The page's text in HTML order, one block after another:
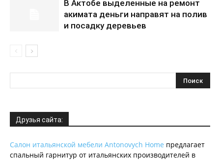
В Актобе выделенные на ремонт
акимата деньги направят на полив
и посадку деревьев
Друзья сайта:
Салон итальянской мебели Antonovych Home предлагает
спальный гарнитур от итальянских производителей в